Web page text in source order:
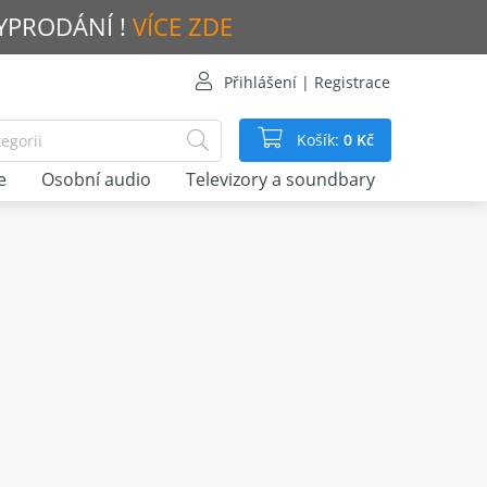
! VÍCE ZDE
Přihlášení | Registrace
Košík: 0 Kč
Osobní audio Televizory a soundbary